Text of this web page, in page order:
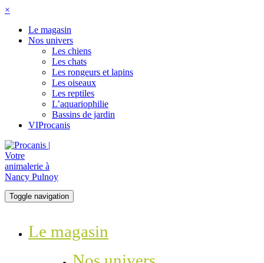
×
Le magasin
Nos univers
Les chiens
Les chats
Les rongeurs et lapins
Les oiseaux
Les reptiles
L’aquariophilie
Bassins de jardin
VIProcanis
Toggle navigation
Le magasin